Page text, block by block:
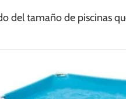
del tamaño de piscinas